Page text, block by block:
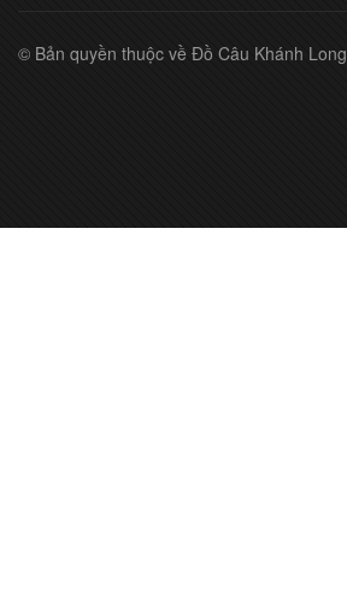
© Bản quyền thuộc về Đồ Câu Khánh Long